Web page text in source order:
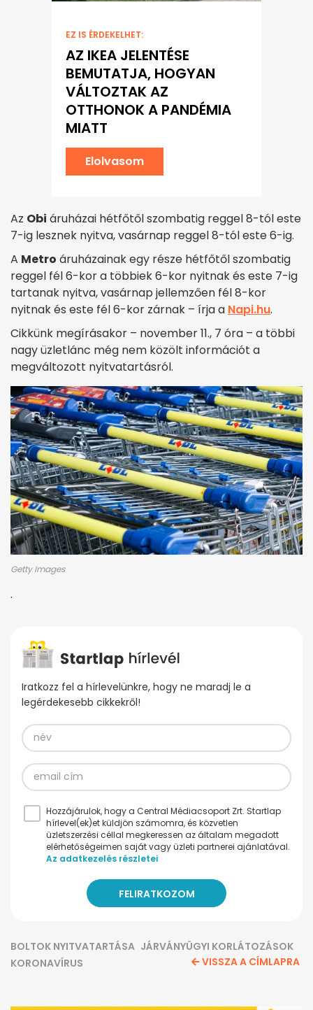
EZ IS ÉRDEKELHET:
AZ IKEA JELENTÉSE
BEMUTATJA, HOGYAN
VÁLTOZTAK AZ
OTTHONOK A PANDÉMIA
MIATT
Elolvasom
Az Obi áruházai hétfőtől szombatig reggel 8-tól este
7-ig lesznek nyitva, vasárnap reggel 8-tól este 6-ig.
A Metro áruházainak egy része hétfőtől szombatig
reggel fél 6-kor a többiek 6-kor nyitnak és este 7-ig
tartanak nyitva, vasárnap jellemzően fél 8-kor
nyitnak és este fél 6-kor zárnak – írja a Napi.hu.
Cikkünk megírásakor – november 11., 7 óra – a többi
nagy üzletlánc még nem közölt információt a
megváltozott nyitvatartásról.
Getty Images
.
Iratkozz fel a hírlevelünkre, hogy ne maradj le a
legérdekesebb cikkekről!
Hozzájárulok, hogy a Central Médiacsoport Zrt. Startlap
hírlevel(ek)et küldjön számomra, és közvetlen
üzletszerzési céllal megkeressen az általam megadott
elérhetőségeimen saját vagy üzleti partnerei ajánlatával.
Az adatkezelés részletei
BOLTOK NYITVATARTÁSA JÁRVÁNYÜGYI KORLÁTOZÁSOK
KORONAVÍRUS
VISSZA A CÍMLAPRA